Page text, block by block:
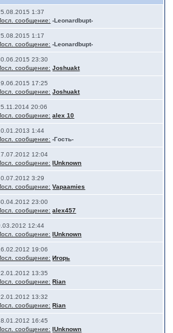
1:37
сообщение: -Leonardbupt-
1:17
сообщение: -Leonardbupt-
23:30
сообщение: Joshuakt
17:25
сообщение: Joshuakt
20:06
сообщение: alex 10
1:44
сообщение: -Гость-
12:04
сообщение: IUnknown
3:29
сообщение: Vapaamies
23:00
сообщение: alex457
12:44
сообщение: IUnknown
19:06
сообщение: Игорь
13:35
сообщение: Rian
13:32
сообщение: Rian
16:45
сообщение: IUnknown